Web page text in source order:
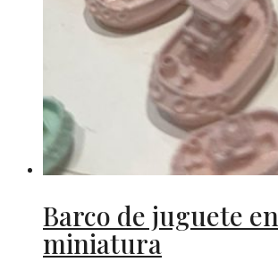
Barco de juguete en
miniatura